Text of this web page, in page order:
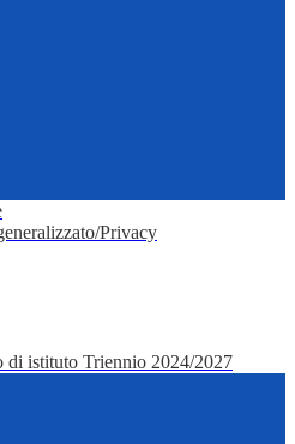
Privacy
di istituto Triennio 2024/2027